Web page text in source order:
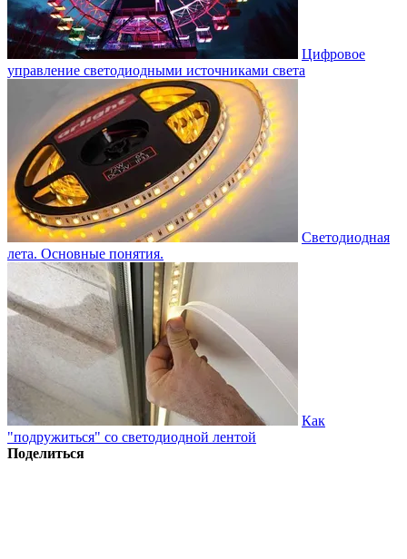
Цифровое
управление светодиодными источниками света
Светодиодная
лета. Основные понятия.
Как
"подружиться" со светодиодной лентой
Поделиться